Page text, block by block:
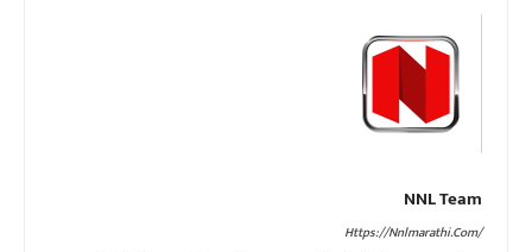
NNL Team
Https://nnlmarathi.com/